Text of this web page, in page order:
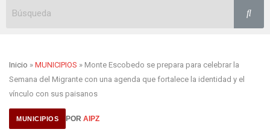
Inicio » MUNICIPIOS » Monte Escobedo se prepara para celebrar la
Semana del Migrante con una agenda que fortalece la identidad y el
vínculo con sus paisanos
MUNICIPIOS POR AIPZ